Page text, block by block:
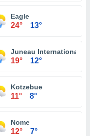
Eagle
24° 13°
Juneau International
19° 12°
Kotzebue
11° 8°
Nome
12° 7°